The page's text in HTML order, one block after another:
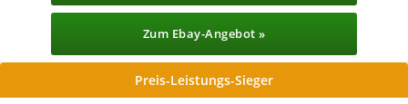
Zum Ebay-Angebot »
Preis-Leistungs-Sieger